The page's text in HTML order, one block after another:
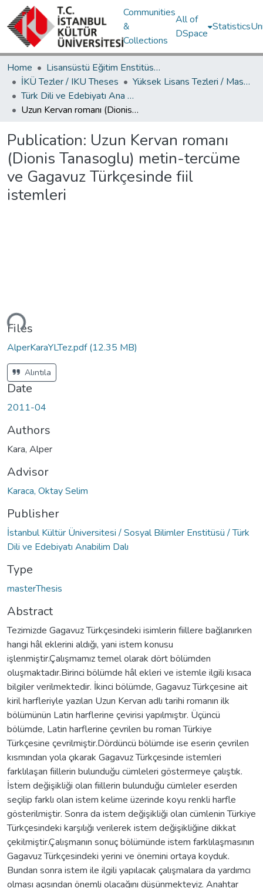
Communities
&
Collections
All of
DSpace
Statistics
Home
Lisansüstü Eğitim Enstitüsü / Postgraduate Education Institute
İKÜ Tezler / IKU Theses
Yüksek Lisans Tezleri / Master's Theses
Türk Dili ve Edebiyatı Ana Bilim Dalı / Department of Turkish Language and Literature
Uzun Kervan romanı (Dionis Tanasoglu) metin-tercüme ve Gagavuz Türkçesinde fiil istemleri
Publication: Uzun Kervan romanı
(Dionis Tanasoglu) metin-tercüme
ve Gagavuz Türkçesinde fiil
istemleri
Files
AlperKaraYLTez.pdf(12.35 MB)
Alıntıla
Date
2011-04
Authors
Kara, Alper
Advisor
Karaca, Oktay Selim
Publisher
İstanbul Kültür Üniversitesi / Sosyal Bilimler Enstitüsü / Türk
Dili ve Edebiyatı Anabilim Dalı
Type
masterThesis
Abstract
Tezimizde Gagavuz Türkçesindeki isimlerin fiillere bağlanırken
hangi hâl eklerini aldığı, yani istem konusu
işlenmiştir.Çalışmamız temel olarak dört bölümden
oluşmaktadır.Birinci bölümde hâl ekleri ve istemle ilgili kısaca
bilgiler verilmektedir. İkinci bölümde, Gagavuz Türkçesine ait
kiril harfleriyle yazılan Uzun Kervan adlı tarihi romanın ilk
bölümünün Latin harflerine çevirisi yapılmıştır. Üçüncü
bölümde, Latin harflerine çevrilen bu roman Türkiye
Türkçesine çevrilmiştir.Dördüncü bölümde ise eserin çevrilen
kısmından yola çıkarak Gagavuz Türkçesinde istemleri
farklılaşan fiillerin bulunduğu cümleleri göstermeye çalıştık.
İstem değişikliği olan fiillerin bulunduğu cümleler eserden
seçilip farklı olan istem kelime üzerinde koyu renkli harfle
gösterilmiştir. Sonra da istem değişikliği olan cümlenin Türkiye
Türkçesindeki karşılığı verilerek istem değişikliğine dikkat
çekilmiştir.Çalışmanın sonuç bölümünde istem farklılaşmasının
Gagavuz Türkçesindeki yerini ve önemini ortaya koyduk.
Bundan sonra istem ile ilgili yapılacak çalışmalara da yardımcı
olması açısından önemli olacağını düşünmekteyiz. Anahtar